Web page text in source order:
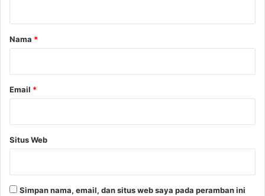
j
rNama *
Email *
Situs Web
Simpan nama, email, dan situs web saya pada peramban ini